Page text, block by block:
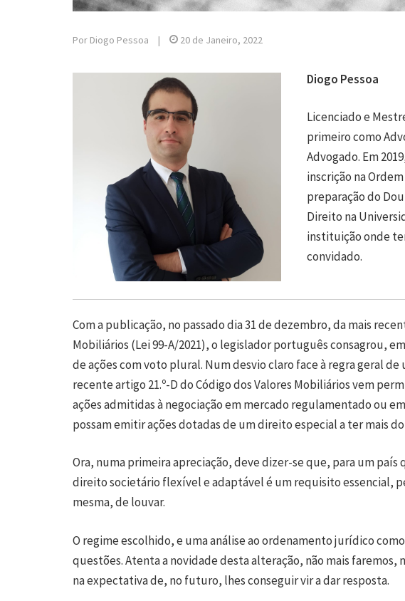
Por Diogo Pessoa | 20 de Janeiro, 2022
Diogo Pessoa
Licenciado e
primeiro como
Advogado. Em
inscrição na
preparação do
Direito na
instituição onde
convidado.
Com a publicação, no passado dia 31 de dezembro, da mais
Mobiliários (Lei 99-A/2021), o legislador português consagrou,
de ações com voto plural. Num desvio claro face à regra geral de
recente artigo 21.º-D do Código dos Valores Mobiliários vem
ações admitidas à negociação em mercado regulamentado ou
possam emitir ações dotadas de um direito especial a ter mais
Ora, numa primeira apreciação, deve dizer-se que, para um
direito societário flexível e adaptável é um requisito essencial,
mesma, de louvar.
O regime escolhido, e uma análise ao ordenamento jurídico
questões. Atenta a novidade desta alteração, não mais
na expectativa de, no futuro, lhes conseguir vir a dar resposta.